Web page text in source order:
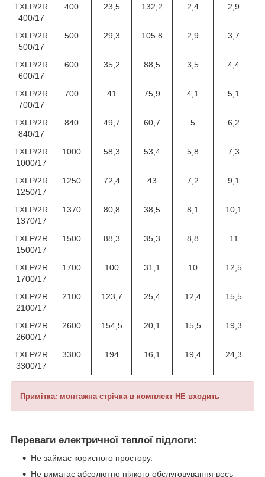
TXLP/2R
400/17
400 23,5 132,2 2,4 2,9
TXLP/2R
500/17
500 29,3 105.8 2,9 3,7
TXLP/2R
600/17
600 35,2 88,5 3,5 4,4
TXLP/2R
700/17
700 41 75,9 4,1 5,1
TXLP/2R
840/17
840 49,7 60,7 5 6,2
TXLP/2R
1000/17
1000 58,3 53,4 5,8 7,3
TXLP/2R
1250/17
1250 72,4 43 7,2 9,1
TXLP/2R
1370/17
1370 80,8 38,5 8,1 10,1
TXLP/2R
1500/17
1500 88,3 35,3 8,8 11
TXLP/2R
1700/17
1700 100 31,1 10 12,5
TXLP/2R
2100/17
2100 123,7 25,4 12,4 15,5
TXLP/2R
2600/17
2600 154,5 20,1 15,5 19,3
TXLP/2R
3300/17
3300 194 16,1 19,4 24,3
Примітка: монтажна стрічка в комплект НЕ входить
Переваги електричної теплої підлоги:
Не займає корисного простору.
Не вимагає абсолютно ніякого обслуговування весь